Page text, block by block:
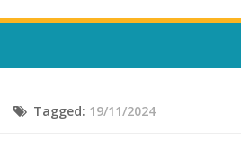
Escola, Institutos e Órgãos
Tagged: 19/11/2024